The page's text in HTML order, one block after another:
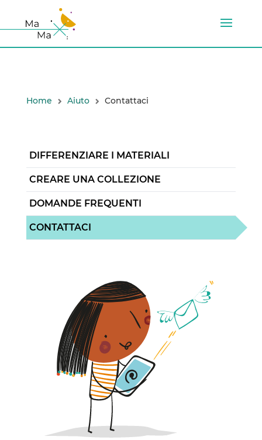
Home Aiuto Contattaci
DIFFERENZIARE I MATERIALI
CREARE UNA COLLEZIONE
DOMANDE FREQUENTI
CONTATTACI